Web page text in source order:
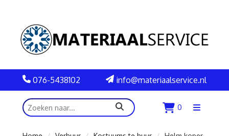
076-5438102 info@materiaalservice.nl
zoeken 0
Menu